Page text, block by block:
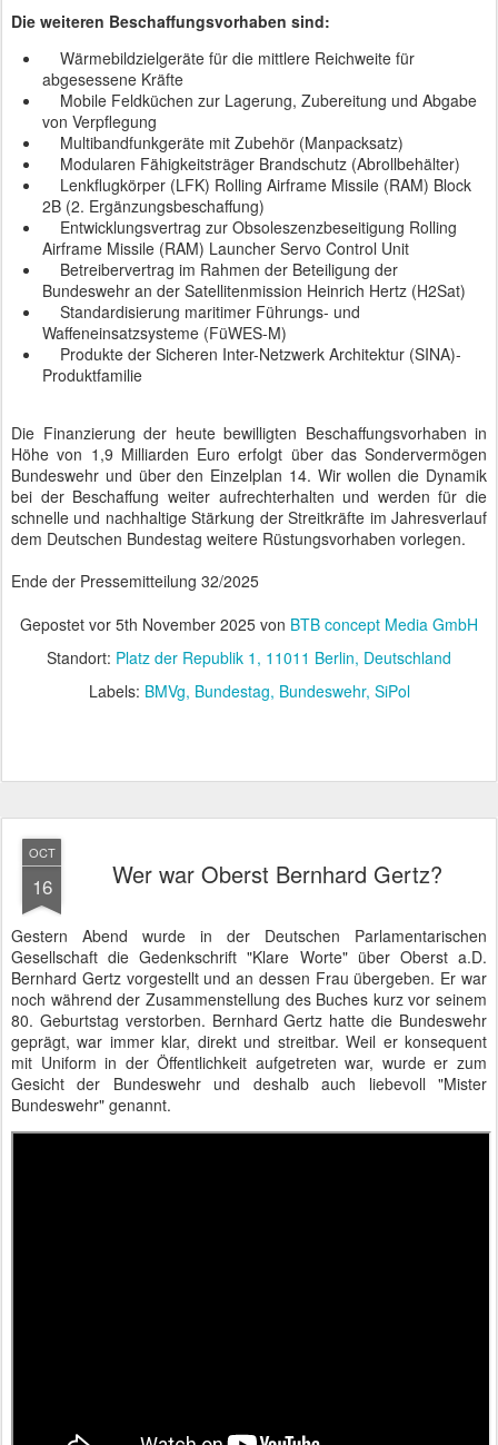
Die weiteren Beschaffungsvorhaben sind:
Wärmebildzielgeräte für die mittlere Reichweite für
abgesessene Kräfte
Mobile Feldküchen zur Lagerung, Zubereitung und Abgabe
von Verpflegung
Multibandfunkgeräte mit Zubehör (Manpacksatz)
Modularen Fähigkeitsträger Brandschutz (Abrollbehälter)
Lenkflugkörper (LFK) Rolling Airframe Missile (RAM) Block
2B (2. Ergänzungsbeschaffung)
Entwicklungsvertrag zur Obsoleszenzbeseitigung Rolling
Airframe Missile (RAM) Launcher Servo Control Unit
Betreibervertrag im Rahmen der Beteiligung der
Bundeswehr an der Satellitenmission Heinrich Hertz (H2Sat)
Standardisierung maritimer Führungs- und
Waffeneinsatzsysteme (FüWES-M)
Produkte der Sicheren Inter-Netzwerk Architektur (SINA)-
Produktfamilie
Die Finanzierung der heute bewilligten Beschaffungsvorhaben in
Höhe von 1,9 Milliarden Euro erfolgt über das Sondervermögen
Bundeswehr und über den Einzelplan 14. Wir wollen die Dynamik
bei der Beschaffung weiter aufrechterhalten und werden für die
schnelle und nachhaltige Stärkung der Streitkräfte im Jahresverlauf
dem Deutschen Bundestag weitere Rüstungsvorhaben vorlegen.
Ende der Pressemitteilung 32/2025
Gepostet vor 5th November 2025 von BTB concept Media GmbH
Standort: Platz der Republik 1, 11011 Berlin, Deutschland
Labels: BMVg Bundestag Bundeswehr SiPol
OCT
16 Wer war Oberst Bernhard Gertz?
Gestern Abend wurde in der Deutschen Parlamentarischen
Gesellschaft die Gedenkschrift "Klare Worte" über Oberst a.D.
Bernhard Gertz vorgestellt und an dessen Frau übergeben. Er war
noch während der Zusammenstellung des Buches kurz vor seinem
80. Geburtstag verstorben. Bernhard Gertz hatte die Bundeswehr
geprägt, war immer klar, direkt und streitbar. Weil er konsequent
mit Uniform in der Öffentlichkeit aufgetreten war, wurde er zum
Gesicht der Bundeswehr und deshalb auch liebevoll "Mister
Bundeswehr" genannt.